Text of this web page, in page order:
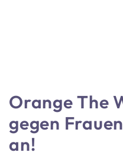
Orange The
gegen
an!